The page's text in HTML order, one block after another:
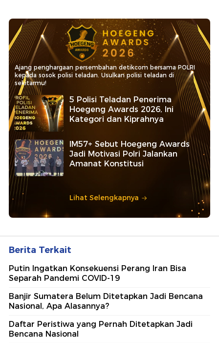
Ajang penghargaan persembahan detikcom bersama POLRI
kepada sosok polisi teladan. Usulkan polisi teladan di
sekitarmu!
5 Polisi Teladan Penerima
Hoegeng Awards 2026, Ini
Kategori dan Kiprahnya
IM57+ Sebut Hoegeng Awards
Jadi Motivasi Polri Jalankan
Amanat Konstitusi
Lihat Selengkapnya
Berita Terkait
Putin Ingatkan Konsekuensi Perang Iran Bisa
Separah Pandemi COVID-19
Banjir Sumatera Belum Ditetapkan Jadi Bencana
Nasional, Apa Alasannya?
Daftar Peristiwa yang Pernah Ditetapkan Jadi
Bencana Nasional